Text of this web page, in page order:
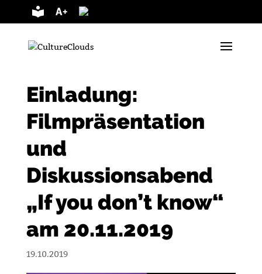
Einladung:
Filmpräsentation
und
Diskussionsabend
„If you don’t know“
am 20.11.2019
19.10.2019